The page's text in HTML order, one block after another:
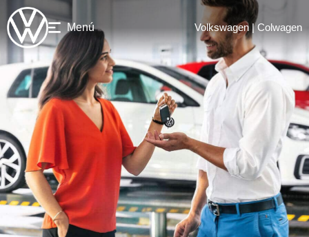
Menú Volkswagen | Colwagen